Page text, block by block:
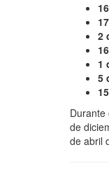
2
1
5
Durante
de
de abril